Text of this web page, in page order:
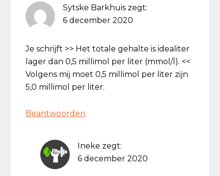
Sytske Barkhuis zegt:
6 december 2020
Je schrijft >> Het totale gehalte is idealiter
lager dan 0,5 millimol per liter (mmol/l). <<
Volgens mij moet 0,5 millimol per liter zijn
5,0 millimol per liter.
Beantwoorden
Ineke zegt:
6 december 2020